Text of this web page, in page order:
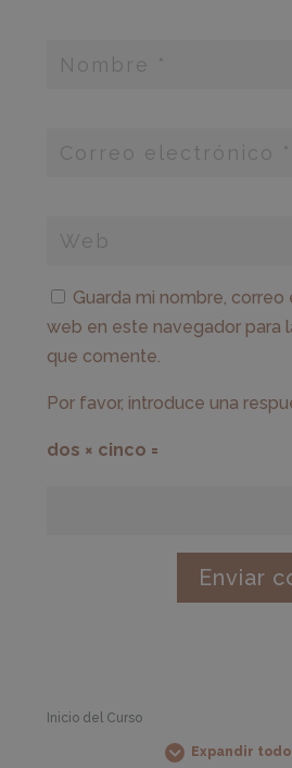
Guarda mi nombre,
web en este navegador para
que comente.
Por favor, introduce una
dos × cinco =
Inicio del Curso
Expandir todo
Módulos